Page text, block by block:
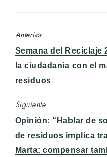
Anterior
Entrada
anterior:
Semana del Reciclaje
la ciudadanía con el
residuos
Siguiente
Entrada
siguiente:
Opinión: “Hablar de
de residuos implica
Marta: compensar